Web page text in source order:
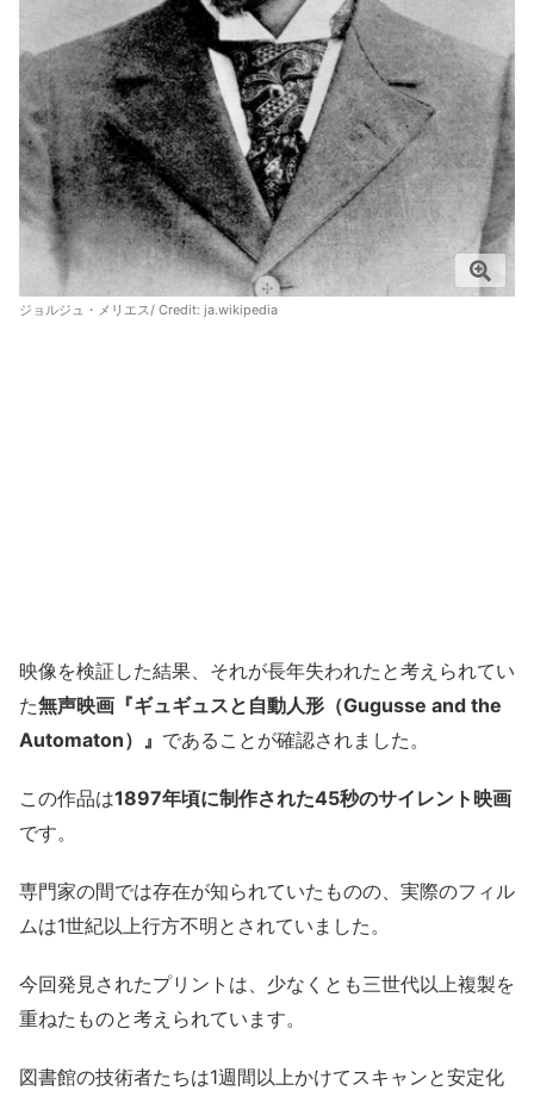
ジョルジュ・メリエス/ Credit: ja.wikipedia
映像を検証した結果、それが長年失われたと考えられてい
た無声映画『ギュギュスと自動人形（Gugusse and the
Automaton）』 であることが確認されました。
この作品は1897年頃に制作された45秒のサイレント映画
です。
専門家の間では存在が知られていたものの、実際のフィル
ムは1世紀以上行方不明とされていました。
今回発見されたプリントは、少なくとも三世代以上複製を
重ねたものと考えられています。
図書館の技術者たちは1週間以上かけてスキャンと安定化